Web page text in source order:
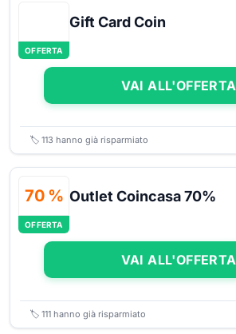
OFFERTA
Gift Card Coin
VAI ALL'OFFERTA
🏷️ 113 hanno già risparmiato
70 %
OFFERTA
Outlet Coincasa 70%
VAI ALL'OFFERTA
🏷️ 111 hanno già risparmiato